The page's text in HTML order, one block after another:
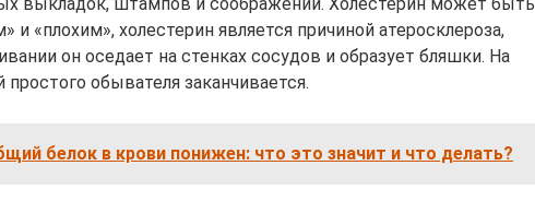
и «плохим», холестерин является причиной атеросклероза,
он оседает на стенках сосудов и образует бляшки. На
обывателя заканчивается.
белок в крови понижен: что это значит и что делать?